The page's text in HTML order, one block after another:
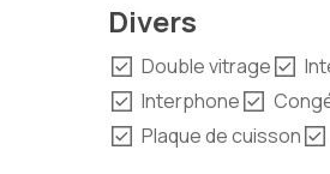
Divers
Double vitrage
Interphone
Plaque de cuisson